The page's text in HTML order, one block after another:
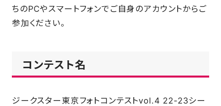
ちのPCやスマートフォンでご自身のアカウントからご
参加ください。
コンテスト名
ジークスター東京フォトコンテストvol.4 22-23シー